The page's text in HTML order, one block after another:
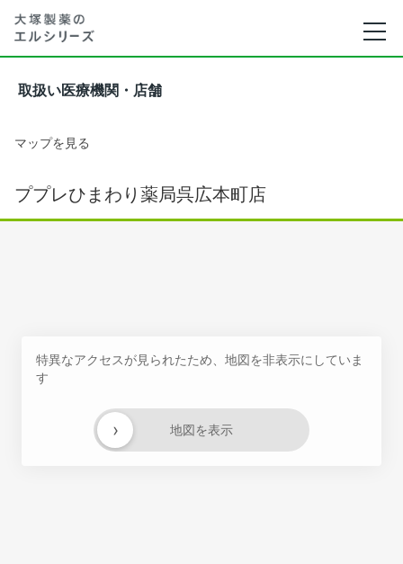
取扱い医療機関・店舗
マップを見る
ププレひまわり薬局呉広本町店
特異なアクセスが見られたため、地図を非表示にしていま
す
地図を表示
›